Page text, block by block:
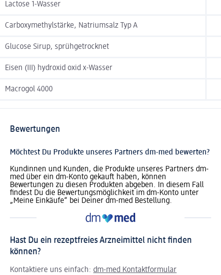
Lactose 1-Wasser
Carboxymethylstärke, Natriumsalz Typ A
Glucose Sirup, sprühgetrocknet
Eisen (III) hydroxid oxid x-Wasser
Macrogol 4000
Bewertungen
Möchtest Du Produkte unseres Partners dm-med bewerten?
Kundinnen und Kunden, die Produkte unseres Partners dm-
med über ein dm-Konto gekauft haben, können
Bewertungen zu diesen Produkten abgeben. In diesem Fall
findest Du die Bewertungsmöglichkeit im dm-Konto unter
„Meine Einkäufe“ bei Deiner dm-med Bestellung.
Hast Du ein rezeptfreies Arzneimittel nicht finden
können?
Kontaktiere uns einfach: dm-med Kontaktformular